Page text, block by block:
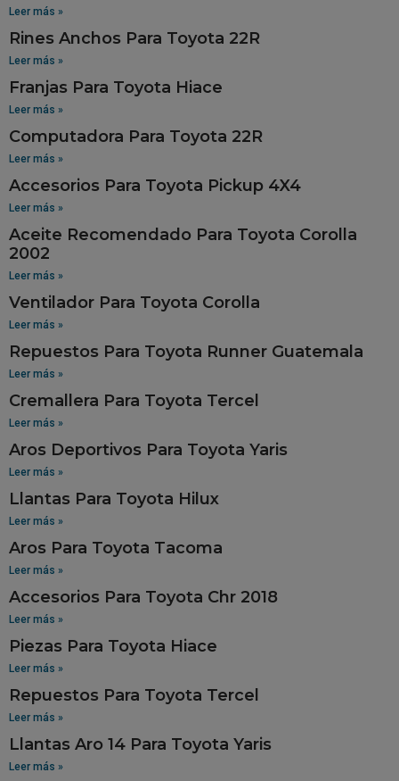
Leer más »
Rines Anchos Para Toyota 22R
Leer más »
Franjas Para Toyota Hiace
Leer más »
Computadora Para Toyota 22R
Leer más »
Accesorios Para Toyota Pickup 4X4
Leer más »
Aceite Recomendado Para Toyota Corolla
2002
Leer más »
Ventilador Para Toyota Corolla
Leer más »
Repuestos Para Toyota Runner Guatemala
Leer más »
Cremallera Para Toyota Tercel
Leer más »
Aros Deportivos Para Toyota Yaris
Leer más »
Llantas Para Toyota Hilux
Leer más »
Aros Para Toyota Tacoma
Leer más »
Accesorios Para Toyota Chr 2018
Leer más »
Piezas Para Toyota Hiace
Leer más »
Repuestos Para Toyota Tercel
Leer más »
Llantas Aro 14 Para Toyota Yaris
Leer más »